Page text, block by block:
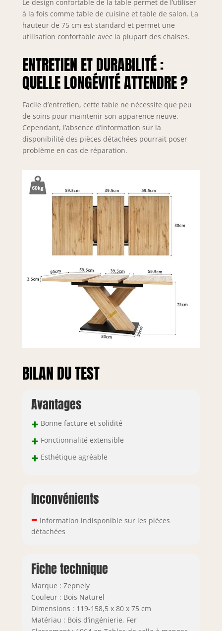
également la
stabilité et la
durabilité de la
table. Il y a 4
réglage au bas de
la table pour
s'adapter aux sols
les secousses et
les basculements
et garantir une
utilisation sûre.
【Garantie de
sécurité】La tige
qui est
extrêmement
stable et durable,
et dispose d'un
interrupteur
coulissant sûr,
télescopique plus
sûre. 【Facile à
entretenir】La
surface du MDF
est très lisse et
peut être
maintenue propre
les repas plus
agréables.
Le design confortable de la table permet de l’utiliser
à la fois comme table de cuisine et table de salon. La
hauteur de 75 cm est standard et permet une
utilisation confortable avec la plupart des chaises.
ENTRETIEN ET DURABILITÉ :
QUELLE LONGÉVITÉ ATTENDRE ?
Facile d’entretien, cette table ne nécessite que peu
de soins pour maintenir son apparence neuve.
Cependant, l’absence d’information sur la
disponibilité des pièces détachées pourrait poser
problème en cas de réparation.
BILAN DU TEST
Avantages
+ Bonne facture et solidité
+ Fonctionnalité extensible
+ Esthétique agréable
Inconvénients
– Information indisponible sur les pièces
détachées
Fiche technique
Marque : Zepneiy
Couleur : Bois Naturel
Dimensions : 119-158,5 x 80 x 75 cm
Matériau : Bois d’ingénierie, Fer